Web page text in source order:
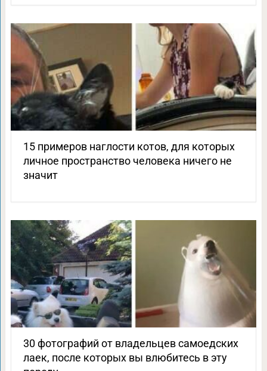
15 примеров наглости котов, для которых
личное пространство человека ничего не
значит
30 фотографий от владельцев самоедских
лаек, после которых вы влюбитесь в эту